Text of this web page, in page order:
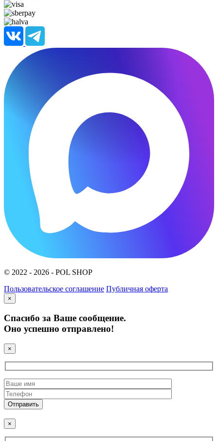
© 2022 - 2026 - POL SHOP
Пользовательское соглашение Публичная оферта
×
Спасибо за Ваше сообщение.
Оно успешно отправлено!
×
×